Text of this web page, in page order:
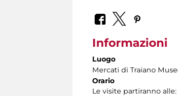
Informazioni
Luogo
Mercati di Traiano
Orario
Le visite partiranno alle: